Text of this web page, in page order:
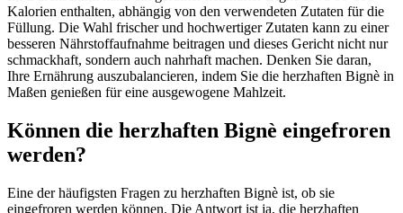
Kalorien enthalten, abhängig von den verwendeten Zutaten für die
Füllung. Die Wahl frischer und hochwertiger Zutaten kann zu einer
besseren Nährstoffaufnahme beitragen und dieses Gericht nicht nur
schmackhaft, sondern auch nahrhaft machen. Denken Sie daran,
Ihre Ernährung auszubalancieren, indem Sie die herzhaften Bignè in
Maßen genießen für eine ausgewogene Mahlzeit.
Können die herzhaften Bignè eingefroren
werden?
Eine der häufigsten Fragen zu herzhaften Bignè ist, ob sie
eingefroren werden können. Die Antwort ist ja, die herzhaften